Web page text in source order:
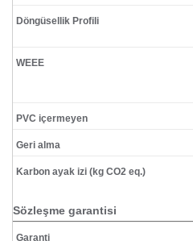
Döngüsellik Profili
WEEE
PVC içermeyen
Geri alma
Karbon ayak izi (kg CO2 eq.)
Sözleşme garantisi
Garanti